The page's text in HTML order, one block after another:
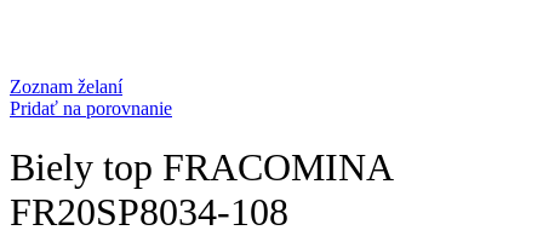
Zoznam želaní
Pridať na porovnanie
Biely top FRACOMINA
FR20SP8034-108